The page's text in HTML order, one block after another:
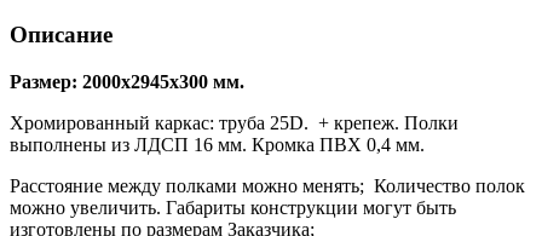
Описание
Размер: 2000х2945х300 мм.
Хромированный каркас: труба 25D. + крепеж. Полки
выполнены из ЛДСП 16 мм. Кромка ПВХ 0,4 мм.
Расстояние между полками можно менять; Количество полок
можно увеличить. Габариты конструкции могут быть
изготовлены по размерам Заказчика;